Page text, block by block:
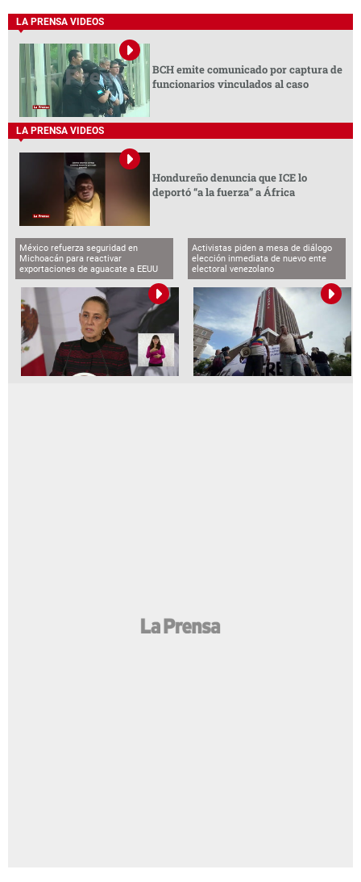
LA PRENSA VIDEOS
BCH emite comunicado por captura de
funcionarios vinculados al caso
LA PRENSA VIDEOS
Hondureño denuncia que ICE lo
deportó “a la fuerza” a África
México refuerza seguridad en
Michoacán para reactivar
exportaciones de aguacate a EEUU
Activistas piden a mesa de diálogo
elección inmediata de nuevo ente
electoral venezolano